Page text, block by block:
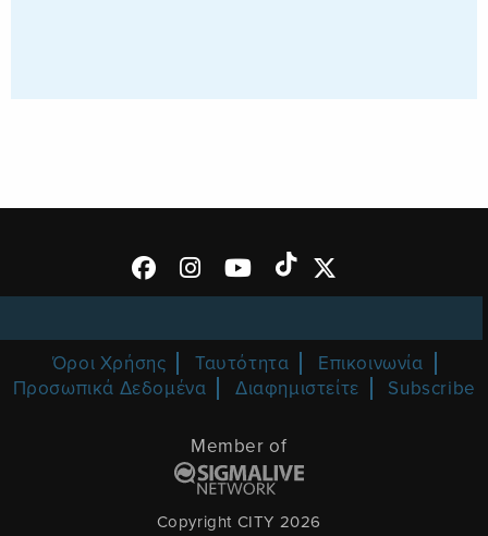
Όροι Χρήσης Ταυτότητα
Επικοινωνία
Προσωπικά Δεδομένα
Διαφημιστείτε Subscribe
Member of
Copyright CITY 2026